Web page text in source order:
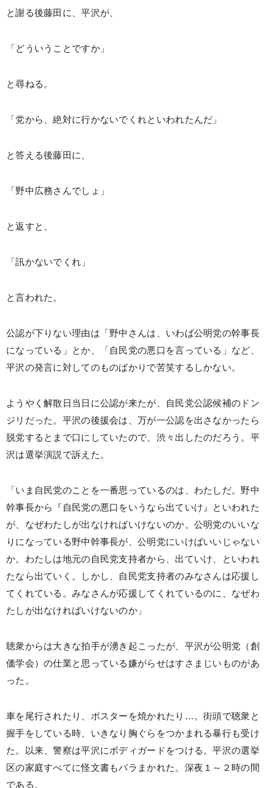
と謝る後藤田に、平沢が、
「どういうことですか」
と尋ねる。
「党から、絶対に行かないでくれといわれたんだ」
と答える後藤田に、
「野中広務さんでしょ」
と返すと、
「訊かないでくれ」
と言われた。
公認が下りない理由は「野中さんは、いわば公明党の幹事長
になっている」とか、「自民党の悪口を言っている」など、
平沢の発言に対してのものばかりで苦笑するしかない。
ようやく解散日当日に公認が来たが、自民党公認候補のドン
ジリだった。平沢の後援会は、万が一公認を出さなかったら
脱党するとまで口にしていたので、渋々出したのだろう。平
沢は選挙演説で訴えた。
「いま自民党のことを一番思っているのは、わたしだ。野中
幹事長から『自民党の悪口をいうなら出ていけ』といわれた
が、なぜわたしが出なければいけないのか。公明党のいいな
りになっている野中幹事長が、公明党にいけばいいじゃない
か。わたしは地元の自民党支持者から、出ていけ、といわれ
たなら出ていく。しかし、自民党支持者のみなさんは応援し
てくれている。みなさんが応援してくれているのに、なぜわ
たしが出なければいけないのか」
聴衆からは大きな拍手が湧き起こったが、平沢が公明党（創
価学会）の仕業と思っている嫌がらせはすさまじいものがあ
った。
車を尾行されたり、ポスターを焼かれたり…。街頭で聴衆と
握手をしている時、いきなり胸ぐらをつかまれる暴行も受け
た。以来、警察は平沢にボディガードをつける。平沢の選挙
区の家庭すべてに怪文書もバラまかれた。深夜１～２時の間
である。